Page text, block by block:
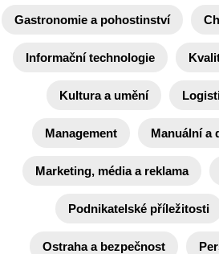
Gastronomie a pohostinství
Informační technologie
Kultura a umění
Management Manuální a
Marketing, média a reklama
Podnikatelské příležitosti
Ostraha a bezpečnost